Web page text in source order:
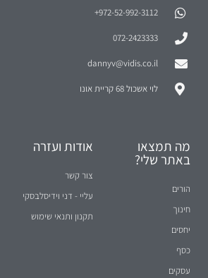
972-52-992-3112⁩+
072-2423333
dannyv@vidis.co.il
לוי אשכול 68 קריית אונו
מה תמצאו
באתר שלי?
הורים
חינוך
יחסים
כסף
עסקים
אודות ועזרה
צור קשר
עליי - דני וידיסלבסקי
תקנון ותנאי שימוש